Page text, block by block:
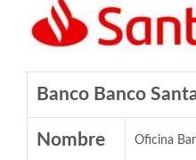
Banco Banco
Nombre Oficina